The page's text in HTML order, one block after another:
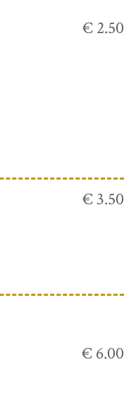
€ 2.50
€ 3.50
€ 6.00